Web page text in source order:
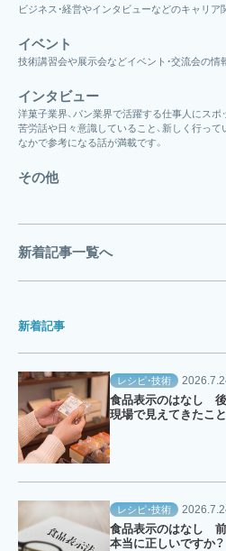
ビジネス・経営やインタビューなどのキャリア
イベント
技術講習会や展示会などイベント・交流会の情
インタビュー
洋菓子業界、パン業界で活躍する仕事人にス
苦労話や日々意識していること、新しく行って
なかで参考になる話が満載です。
その他
新着記事一覧へ
新着記事
レシピ・技術
食品表示のはなし 後
現場で見えてきたこと
レシピ・技術
食品表示のはなし 前
本当に正しいですか？